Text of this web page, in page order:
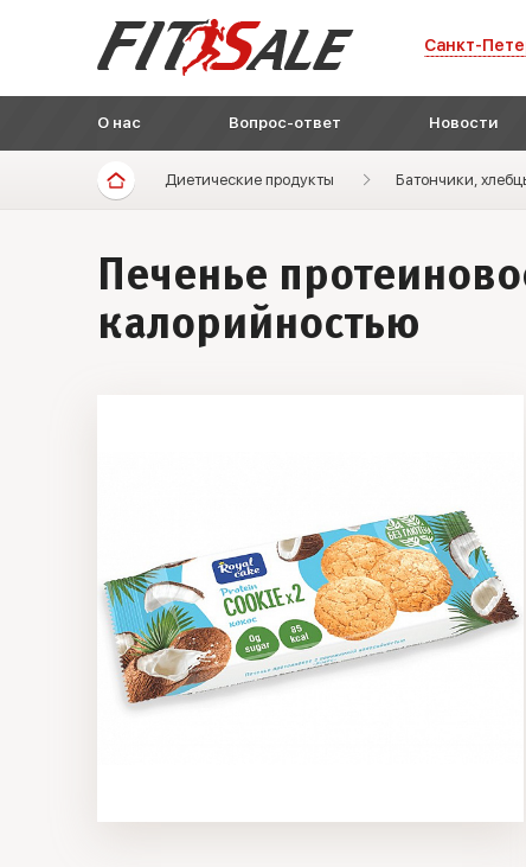
Санкт-
О нас Вопрос-ответ Новости
Диетические продукты Батончики,
Печенье
калорийностью